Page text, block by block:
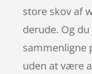
store skov af
derude. Og
sammenligne
uden at være